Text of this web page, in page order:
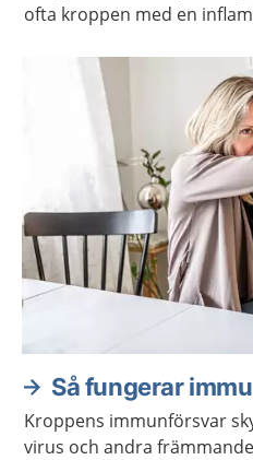
ofta kroppen med en
Så fungerar
Kroppens immunförsvar
virus och andra